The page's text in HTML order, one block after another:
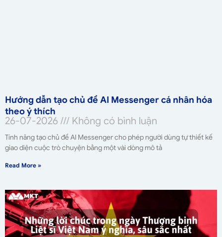
Hướng dẫn tạo chủ đề AI Messenger cá nhân hóa
theo ý thích
26-07-2026 Không có bình luận
Tính năng tạo chủ đề AI Messenger cho phép người dùng tự thiết kế
giao diện cuộc trò chuyện bằng một vài dòng mô tả
Read More »